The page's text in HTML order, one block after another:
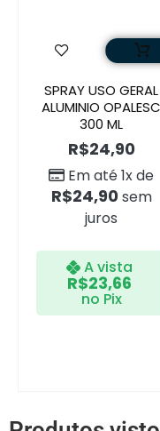
SPRAY USO GERAL
ALUMINIO OPALESC
300 ML
R$24,90
Em até 1x de
R$24,90 sem
juros
A vista
R$23,66
no Pix